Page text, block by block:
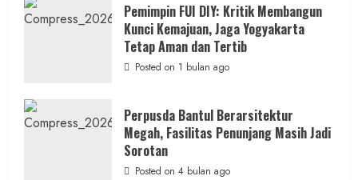
Gedung
KDMP
Rp1,6
Miliar,
Diduga
Hanya
Kontraktor:
Ketum
PWRI
Minta
Pemimpin FUI DIY: Kritik Membangun
Kunci Kemajuan, Jaga Yogyakarta
Tetap Aman dan Tertib
Posted on 1 bulan ago
Perpusda Bantul Berarsitektur
Megah, Fasilitas Penunjang Masih Jadi
Sorotan
Posted on 4 bulan ago